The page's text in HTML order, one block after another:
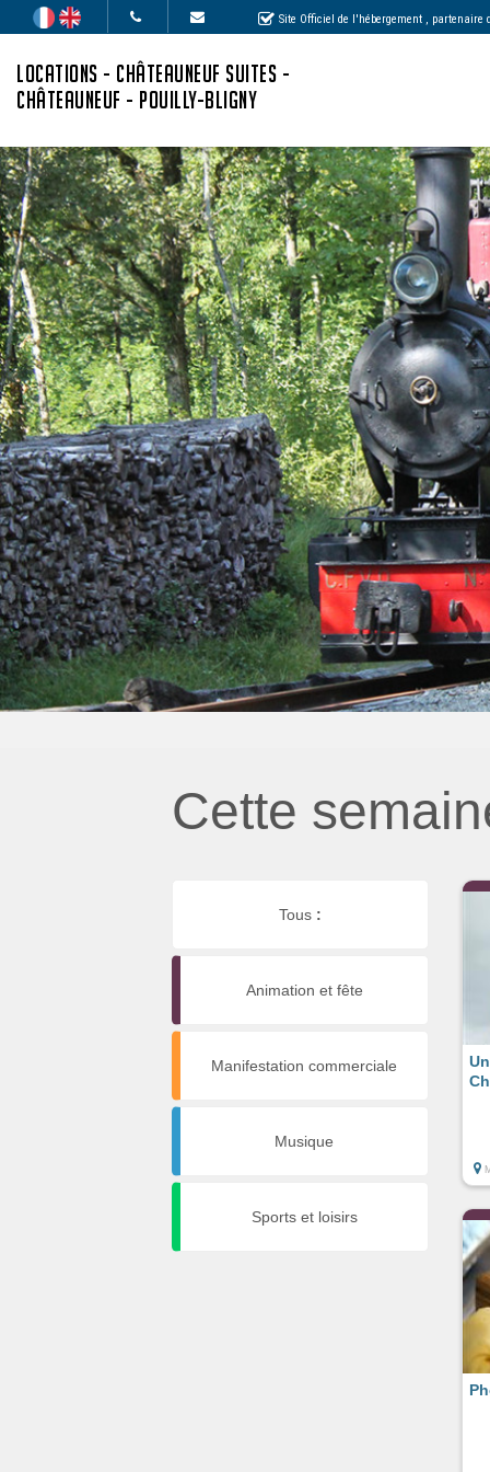
Site Officiel de l'hébergement , partenaire
LOCATIONS - CHÂTEAUNEUF SUITES -
CHÂTEAUNEUF - POUILLY-BLIGNY
Cette
Tous :
Animation et fête
Manifestation commerciale
Musique
Sports et loisirs